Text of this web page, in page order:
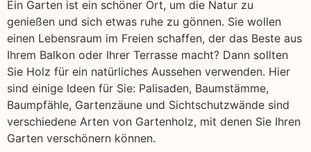
Ein Garten ist ein schöner Ort, um die Natur zu
genießen und sich etwas ruhe zu gönnen. Sie wollen
einen Lebensraum im Freien schaffen, der das Beste aus
Ihrem Balkon oder Ihrer Terrasse macht? Dann sollten
Sie Holz für ein natürliches Aussehen verwenden. Hier
sind einige Ideen für Sie: Palisaden, Baumstämme,
Baumpfähle, Gartenzäune und Sichtschutzwände sind
verschiedene Arten von Gartenholz, mit denen Sie Ihren
Garten verschönern können.